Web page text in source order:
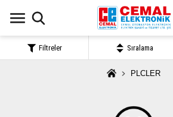
PLCLER
Filtreler Sıralama